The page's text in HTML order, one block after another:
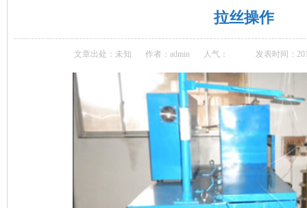
拉丝操作
文章出处：未知 作者：admin 人气： 发表时间：